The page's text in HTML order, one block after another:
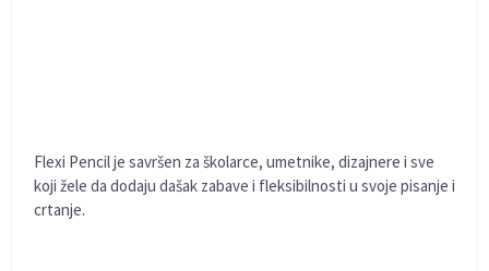
Flexi Pencil je savršen za školarce, umetnike, dizajnere i sve
koji žele da dodaju dašak zabave i fleksibilnosti u svoje pisanje i
crtanje.